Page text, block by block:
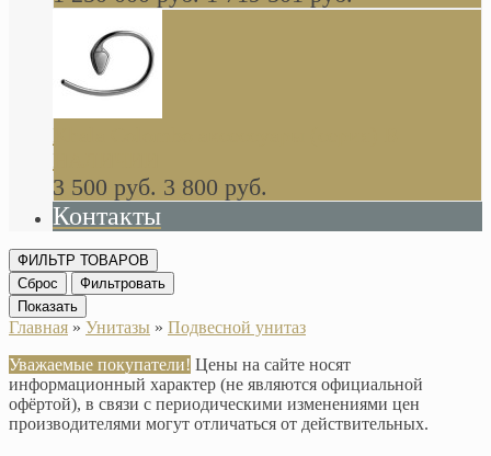
Khala Colombo аксессуары (серия) В
НАЛИЧИИ
3 500 руб. 3 800 руб.
Контакты
ФИЛЬТР ТОВАРОВ
Сброс
Фильтровать
Показать
Главная » Унитазы » Подвесной унитаз
Уважаемые покупатели! Цены на сайте носят
информационный характер (не являются официальной
офёртой), в связи с периодическими изменениями цен
производителями могут отличаться от действительных.